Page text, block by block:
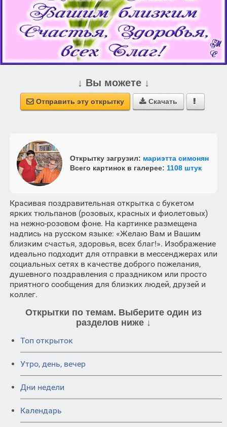
↓ Вы можете ↓
 Отправить эту открытку  Скачать 
Открытку загрузил: мариэтта симонян
Всего картинок в галерее: 1108 штук
Красивая поздравительная открытка с букетом
ярких тюльпанов (розовых, красных и фиолетовых)
на нежно-розовом фоне. На картинке размещена
надпись на русском языке: «Желаю Вам и Вашим
близким счастья, здоровья, всех благ!». Изображение
идеально подходит для отправки в мессенджерах или
социальных сетях в качестве доброго пожелания,
душевного поздравления с праздником или просто
приятного сообщения для близких людей, друзей и
коллег.
Открытки по темам. Выберите один из
разделов ниже ↓
Топ открыток
Утро, день, вечер
Дни недели
Календарь